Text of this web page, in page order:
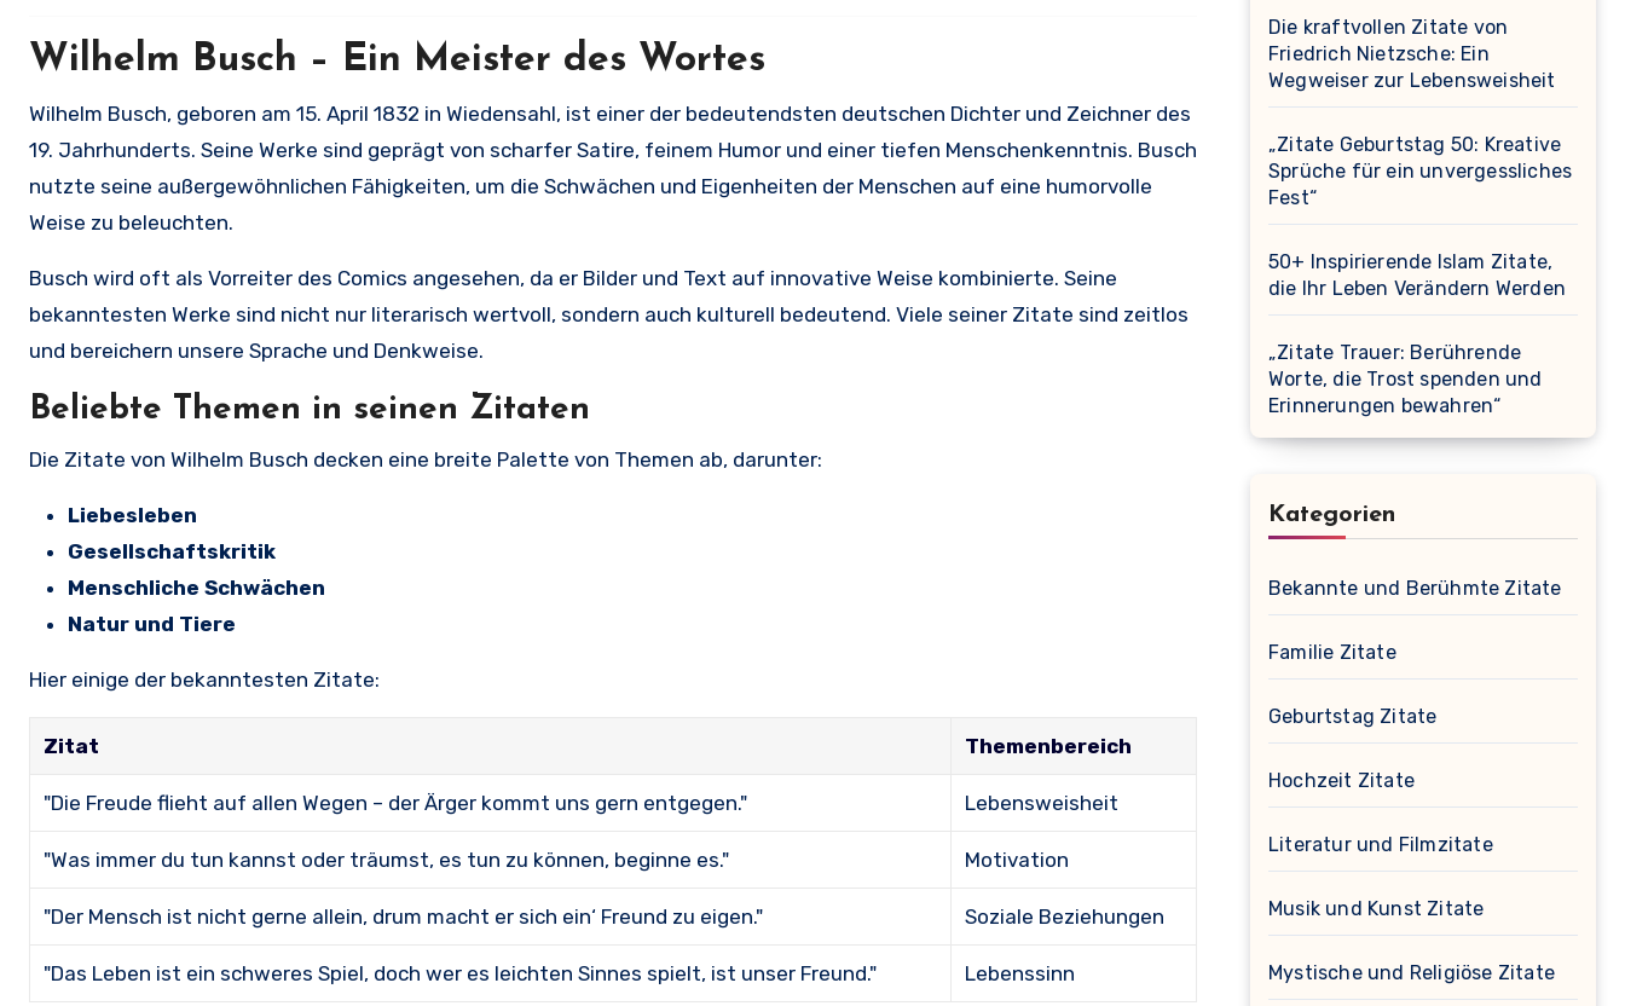
Wilhelm Busch – Ein Meister des Wortes
Wilhelm Busch, geboren am 15. April 1832 in Wiedensahl, ist einer der bedeutendsten deutschen Dichter und Zeichner des
19. Jahrhunderts. Seine Werke sind geprägt von scharfer Satire, feinem Humor und einer tiefen Menschenkenntnis. Busch
nutzte seine außergewöhnlichen Fähigkeiten, um die Schwächen und Eigenheiten der Menschen auf eine humorvolle
Weise zu beleuchten.
Busch wird oft als Vorreiter des Comics angesehen, da er Bilder und Text auf innovative Weise kombinierte. Seine
bekanntesten Werke sind nicht nur literarisch wertvoll, sondern auch kulturell bedeutend. Viele seiner Zitate sind zeitlos
und bereichern unsere Sprache und Denkweise.
Beliebte Themen in seinen Zitaten
Die Zitate von Wilhelm Busch decken eine breite Palette von Themen ab, darunter:
Liebesleben
Gesellschaftskritik
Menschliche Schwächen
Natur und Tiere
Hier einige der bekanntesten Zitate:
Zitat Themenbereich
"Die Freude flieht auf allen Wegen – der Ärger kommt uns gern entgegen." Lebensweisheit
"Was immer du tun kannst oder träumst, es tun zu können, beginne es." Motivation
"Der Mensch ist nicht gerne allein, drum macht er sich ein‘ Freund zu eigen." Soziale Beziehungen
"Das Leben ist ein schweres Spiel, doch wer es leichten Sinnes spielt, ist unser Freund." Lebenssinn
Die kraftvollen Zitate von
Friedrich Nietzsche: Ein
Wegweiser zur Lebensweisheit
„Zitate Geburtstag 50: Kreative
Sprüche für ein unvergessliches
Fest“
50+ Inspirierende Islam Zitate,
die Ihr Leben Verändern Werden
„Zitate Trauer: Berührende
Worte, die Trost spenden und
Erinnerungen bewahren“
Kategorien
Bekannte und Berühmte Zitate
Familie Zitate
Geburtstag Zitate
Hochzeit Zitate
Literatur und Filmzitate
Musik und Kunst Zitate
Mystische und Religiöse Zitate